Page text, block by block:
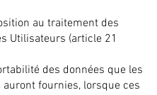
au traitement des
Utilisateurs (article 21
des données que les
fournies, lorsque ces